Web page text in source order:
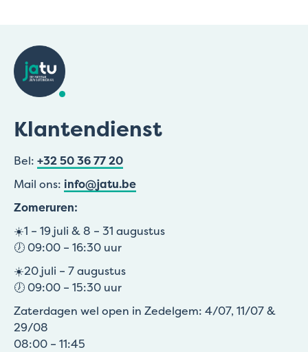
Klantendienst
Bel: +32 50 36 77 20
Mail ons: info@jatu.be
Zomeruren:
☀️1 – 19 juli & 8 – 31 augustus
🕖 09:00 – 16:30 uur
☀️20 juli – 7 augustus
🕖 09:00 – 15:30 uur
Zaterdagen wel open in Zedelgem: 4/07, 11/07 &
29/08
08:00 – 11:45